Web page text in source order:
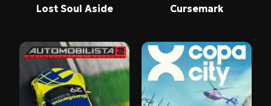
Lost Soul Aside Cursemark